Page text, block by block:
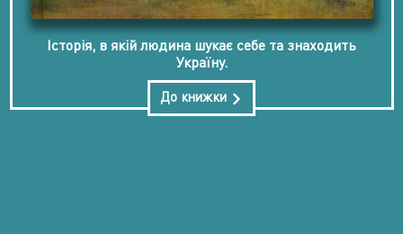
Історія, в якій людина шукає себе та знаходить
Україну.
До книжки